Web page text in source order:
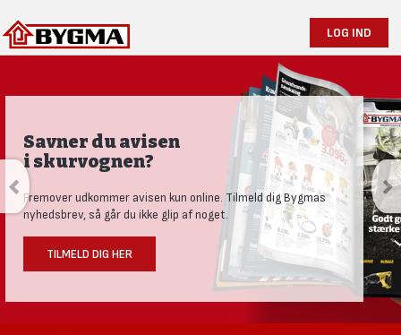
LOG IND
Savner du avisen
i skurvognen?
Fremover udkommer avisen kun online. Tilmeld dig Bygmas
nyhedsbrev, så går du ikke glip af noget.
TILMELD DIG HER